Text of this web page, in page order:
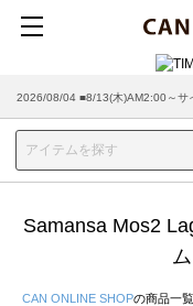
2026/07/29 ■【お知らせ】ヤマト
Samansa Mos2
CAN ONLINE SHOPの商品一覧